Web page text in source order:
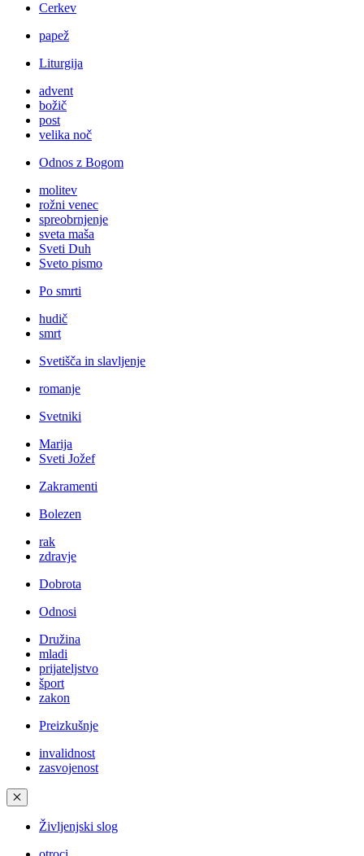
Cerkev
papež
Liturgija
advent
božič
post
velika noč
Odnos z Bogom
molitev
rožni venec
spreobrnjenje
sveta maša
Sveti Duh
Sveto pismo
Po smrti
hudič
smrt
Svetišča in slavljenje
romanje
Svetniki
Marija
Sveti Jožef
Zakramenti
Bolezen
rak
zdravje
Dobrota
Odnosi
Družina
mladi
prijateljstvo
šport
zakon
Preizkušnje
invalidnost
zasvojenost
✕
Življenjski slog